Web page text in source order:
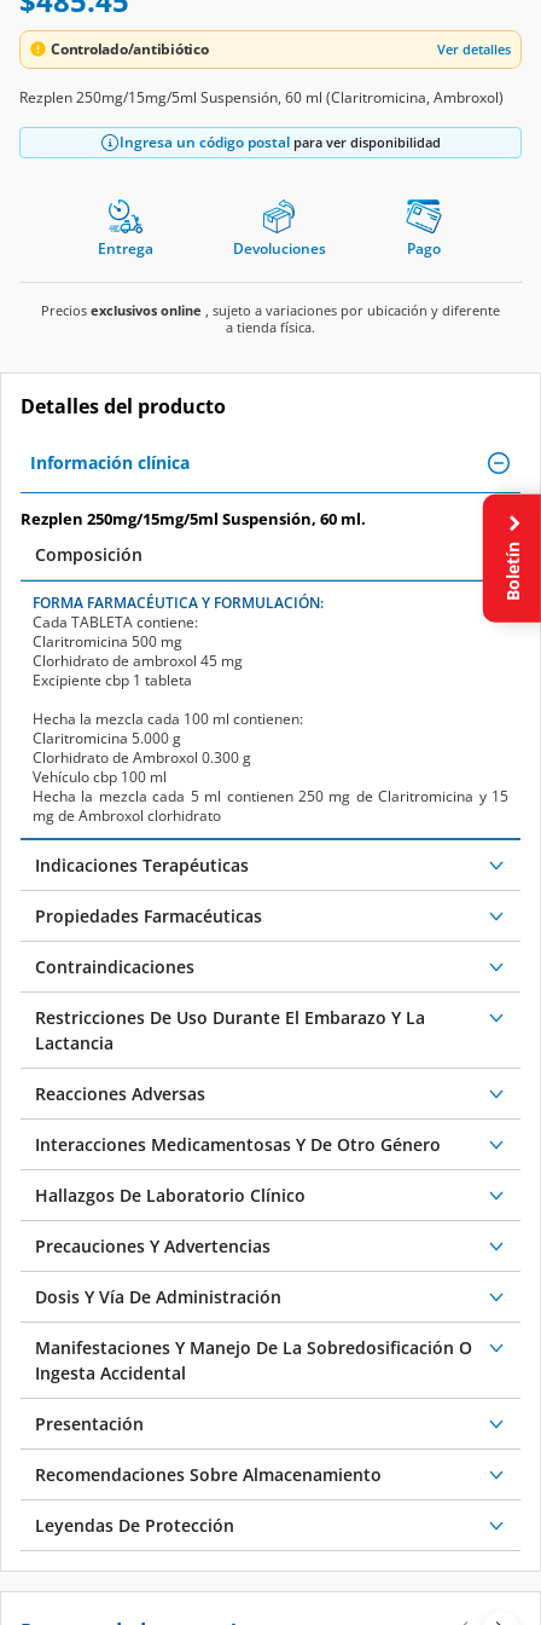
Controlado/antibiótico Ver detalles
Rezplen 250mg/15mg/5ml Suspensión, 60 ml (Claritromicina, Ambroxol)
Ingresa un código postal para ver disponibilidad
Entrega Devoluciones Pago
Precios exclusivos online , sujeto a variaciones por ubicación y diferente
a tienda física.
Detalles del producto
Información clínica
Rezplen 250mg/15mg/5ml Suspensión, 60 ml.
Composición
FORMA FARMACÉUTICA Y FORMULACIÓN:
Cada TABLETAcontiene:
Claritromicina 500 mg
Clorhidrato de ambroxol 45 mg
Excipiente cbp 1 tableta
Hecha la mezcla cada 100 ml contienen:
Claritromicina 5.000 g
Clorhidrato de Ambroxol 0.300 g
Vehículo cbp 100 ml
Hecha la mezcla cada 5 ml contienen 250 mg de Claritromicina y 15
mg de Ambroxol clorhidrato
Indicaciones Terapéuticas
Propiedades Farmacéuticas
Contraindicaciones
Restricciones De Uso Durante El Embarazo Y La
Lactancia
Reacciones Adversas
Interacciones Medicamentosas Y De Otro Género
Hallazgos De Laboratorio Clínico
Precauciones Y Advertencias
Dosis Y Vía De Administración
Manifestaciones Y Manejo De La Sobredosificación O
Ingesta Accidental
Presentación
Recomendaciones Sobre Almacenamiento
Leyendas De Protección
Boletín